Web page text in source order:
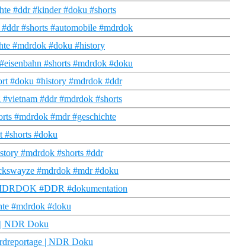
#ddr #kinder #doku #shorts
#shorts #automobile #mdrdok
#mdrdok #doku #history
#shorts #mdrdok #doku
#doku #history #mdrdok #ddr
#ddr #mdrdok #shorts
#mdrdok #mdr #geschichte
#shorts #doku
#mdrdok #shorts #ddr
#mdrdok #mdr #doku
#DDR #dokumentation
#mdrdok #doku
NDR Doku
| NDR Doku